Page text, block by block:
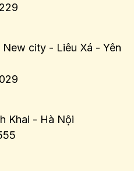
city - Liêu Xá - Yên
Khai - Hà Nội